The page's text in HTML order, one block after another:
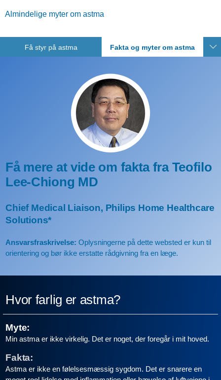
Almindelige myter om astma
Få styr på astma Fakta og myter om astma
Få mere at vide om fakta fra Teofilo
Lee-Chiong MD
Chief Medical Liaison, Philips Home Healthcare
Solutions*
Ansvarsfraskrivelse: Oplysningerne på dette websted er kun til
orientering og bør ikke erstatte rådgivning fra en læge.
Hvor farlig er astma?
Myte:
Min astma er ikke virkelig. Det er noget, der foregår i mit hoved.
Fakta:
Astma er ikke en følelsesmæssig sygdom. Det er snarere en